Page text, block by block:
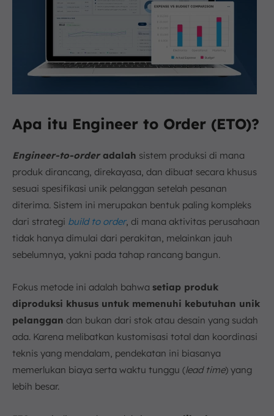
Apa itu Engineer to Order (ETO)?
Engineer-to-orderadalah sistem produksi di mana
produk dirancang, direkayasa, dan dibuat secara khusus
sesuai spesifikasi unik pelanggan setelah pesanan
diterima. Sistem ini merupakan bentuk paling kompleks
dari strategi build to order, di mana aktivitas perusahaan
tidak hanya dimulai dari perakitan, melainkan jauh
sebelumnya, yakni pada tahap rancang bangun.
Fokus metode ini adalah bahwa setiap produk
diproduksi khusus untuk memenuhi kebutuhan unik
pelanggan dan bukan dari stok atau desain yang sudah
ada. Karena melibatkan kustomisasi total dan koordinasi
teknis yang mendalam, pendekatan ini biasanya
memerlukan biaya serta waktu tunggu (lead time) yang
lebih besar.